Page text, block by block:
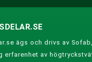
ägs och drivs av
erfarenhet av